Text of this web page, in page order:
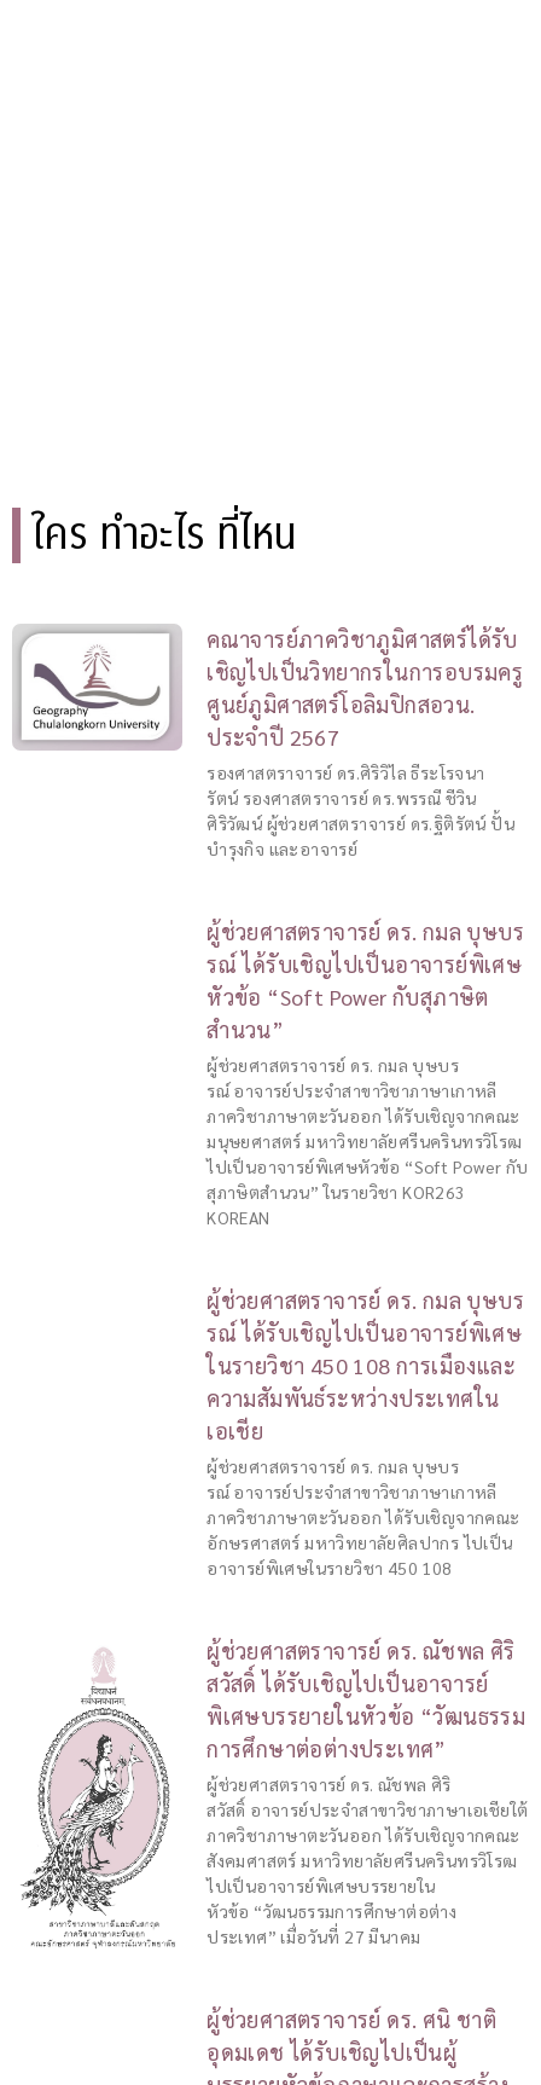
ใคร ทำอะไร ที่ไหน
คณาจารย์ภาควิชาภูมิศาสตร์ได้รับ
เชิญไปเป็นวิทยากรในการอบรมครู
ศูนย์ภูมิศาสตร์โอลิมปิกสอวน.
ประจำปี 2567
รองศาสตราจารย์ ดร.ศิริวิไล ธีระโรจนา
รัตน์ รองศาสตราจารย์ ดร.พรรณี ชีวิน
ศิริวัฒน์ ผู้ช่วยศาสตราจารย์ ดร.ฐิติรัตน์ ปั้น
บำรุงกิจ และอาจารย์
ผู้ช่วยศาสตราจารย์ ดร. กมล บุษบร
รณ์ ได้รับเชิญไปเป็นอาจารย์พิเศษ
หัวข้อ “Soft Power กับสุภาษิต
สำนวน”
ผู้ช่วยศาสตราจารย์ ดร. กมล บุษบร
รณ์ อาจารย์ประจำสาขาวิชาภาษาเกาหลี
ภาควิชาภาษาตะวันออก ได้รับเชิญจากคณะ
มนุษยศาสตร์ มหาวิทยาลัยศรีนครินทรวิโรฒ
ไปเป็นอาจารย์พิเศษหัวข้อ “Soft Power กับ
สุภาษิตสำนวน” ในรายวิชา KOR263
KOREAN
ผู้ช่วยศาสตราจารย์ ดร. กมล บุษบร
รณ์ ได้รับเชิญไปเป็นอาจารย์พิเศษ
ในรายวิชา 450 108 การเมืองและ
ความสัมพันธ์ระหว่างประเทศใน
เอเชีย
ผู้ช่วยศาสตราจารย์ ดร. กมล บุษบร
รณ์ อาจารย์ประจำสาขาวิชาภาษาเกาหลี
ภาควิชาภาษาตะวันออก ได้รับเชิญจากคณะ
อักษรศาสตร์ มหาวิทยาลัยศิลปากร ไปเป็น
อาจารย์พิเศษในรายวิชา 450 108
ผู้ช่วยศาสตราจารย์ ดร. ณัชพล ศิริ
สวัสดิ์ ได้รับเชิญไปเป็นอาจารย์
พิเศษบรรยายในหัวข้อ “วัฒนธรรม
การศึกษาต่อต่างประเทศ”
ผู้ช่วยศาสตราจารย์ ดร. ณัชพล ศิริ
สวัสดิ์ อาจารย์ประจำสาขาวิชาภาษาเอเชียใต้
ภาควิชาภาษาตะวันออก ได้รับเชิญจากคณะ
สังคมศาสตร์ มหาวิทยาลัยศรีนครินทรวิโรฒ
ไปเป็นอาจารย์พิเศษบรรยายใน
หัวข้อ “วัฒนธรรมการศึกษาต่อต่าง
ประเทศ” เมื่อวันที่ 27 มีนาคม
ผู้ช่วยศาสตราจารย์ ดร. ศนิ ชาติ
อุดมเดช ได้รับเชิญไปเป็นผู้